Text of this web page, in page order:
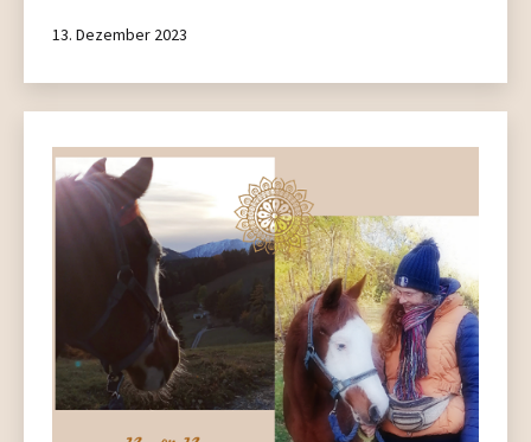
Published
13. Dezember 2023